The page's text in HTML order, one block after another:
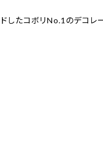
たコボリNo.1のデコレー